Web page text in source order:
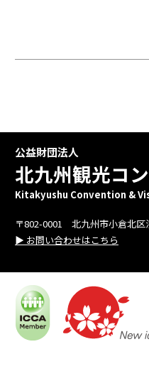
公益財団法人
北九州観光コ
Kitakyushu Convention &
〒802-0001 北九州市小倉北区
▶ お問い合わせはこちら